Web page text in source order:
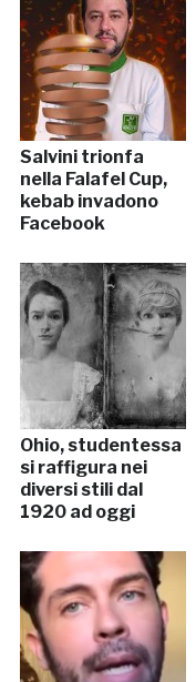
Salvini trionfa
nella Falafel Cup,
kebab invadono
Facebook
Ohio, studentessa
si raffigura nei
diversi stili dal
1920 ad oggi